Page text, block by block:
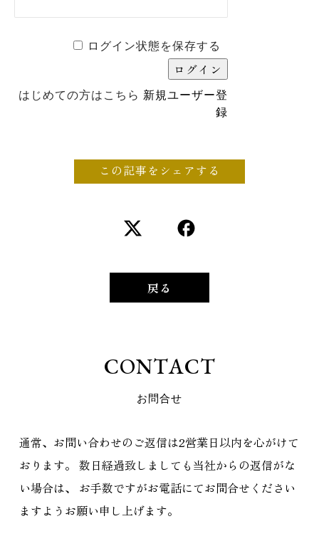
ログイン状態を保存する
はじめての方はこちら 新規ユーザー登
録
この記事をシェアする
戻る
CONTACT
お問合せ
通常、お問い合わせのご返信は2営業日以内を心がけて
おります。 数日経過致しましても当社からの返信がな
い場合は、
お手数ですがお電話にてお問合せください
ますようお願い申し上げます。